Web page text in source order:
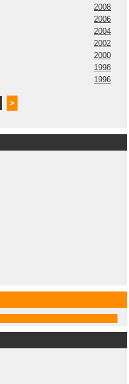
2008
2006
2004
2002
2000
1998
1996
>